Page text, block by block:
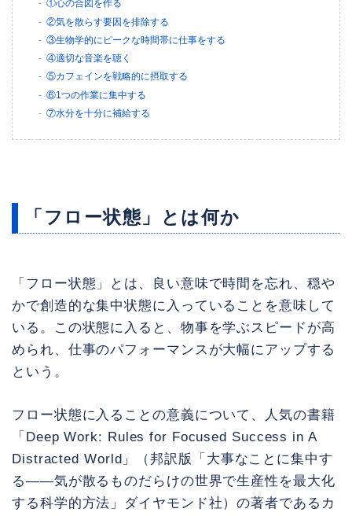
①心の合図を作る
②気を散らす要因を排除する
③生物学的にピークな時間帯に仕事をする
④適切な音楽を聴く
⑤カフェインを戦略的に摂取する
⑥1つの作業に集中する
⑦水分を十分に補給する
「フロー状態」とは何か
「フロー状態」とは、良い意味で時間を忘れ、穏や
かで創造的な集中状態に入っていることを意味して
いる。この状態に入ると、物事を学ぶスピードが高
められ、仕事のパフォーマンスが大幅にアップする
という。
フロー状態に入ることの意義について、人気の書籍
「Deep Work: Rules for Focused Success in A
Distracted World」（邦訳版「大事なことに集中す
る――気が散るものだらけの世界で生産性を最大化
する科学的方法」ダイヤモンド社）の著者であるカ